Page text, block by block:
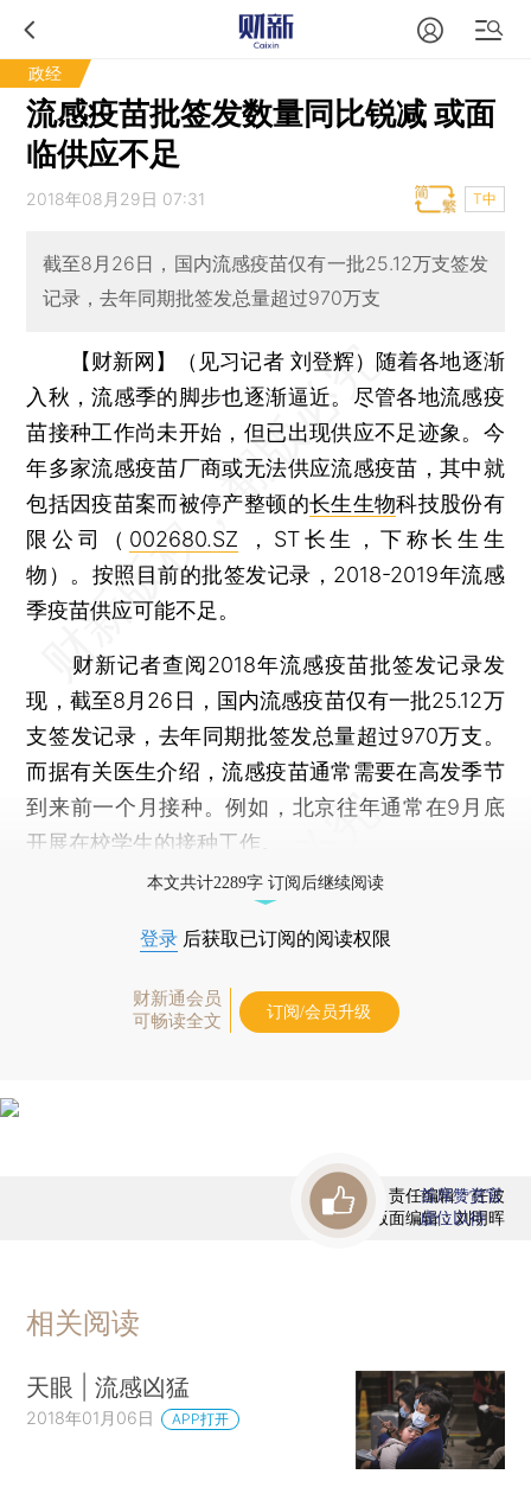
政经
流感疫苗批签发数量同比锐减 或面
临供应不足
2018年08月29日 07:31 T中
截至8月26日，国内流感疫苗仅有一批25.12万支签发
记录，去年同期批签发总量超过970万支
【财新网】（见习记者 刘登辉） 随着各地逐渐
入秋，流感季的脚步也逐渐逼近。尽管各地流感疫
苗接种工作尚未开始，但已出现供应不足迹象。今
年多家流感疫苗厂商或无法供应流感疫苗，其中就
包括因疫苗案而被停产整顿的长生生物科技股份有
限公司（ 002680.SZ ，ST长生，下称长生生
物）。按照目前的批签发记录，2018-2019年流感
季疫苗供应可能不足。
财新记者查阅2018年流感疫苗批签发记录发
现，截至8月26日，国内流感疫苗仅有一批25.12万
支签发记录，去年同期批签发总量超过970万支。
而据有关医生介绍，流感疫苗通常需要在高发季节
到来前一个月接种。例如，北京往年通常在9月底
开展在校学生的接种工作。
本文共计2289字 订阅后继续阅读
登录 后获取已订阅的阅读权限
财新通会员
可畅读全文
订阅/会员升级
责任编辑：任波
版面编辑：刘明晖
首席赞赏官
虚位以待
相关阅读
天眼 | 流感凶猛
2018年01月06日 APP打开